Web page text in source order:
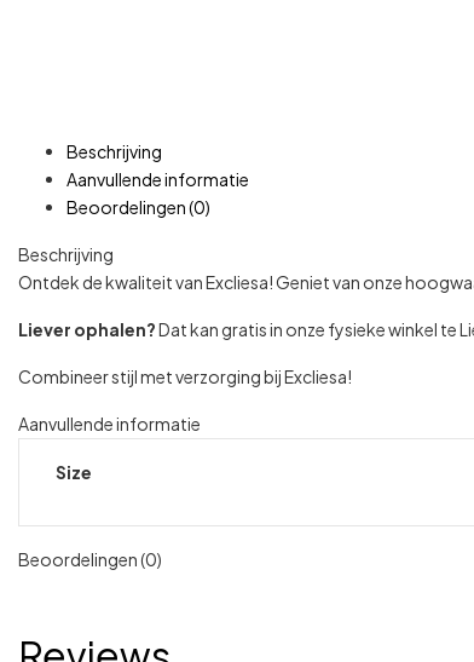
Beschrijving
Aanvullende informatie
Beoordelingen (0)
Beschrijving
Ontdek de kwaliteit van Excliesa! Geniet van onze
Liever ophalen?Dat kan gratis in onze fysieke winkel te
Combineer stijl met verzorging bij Excliesa!
Aanvullende informatie
Size
Beoordelingen (0)